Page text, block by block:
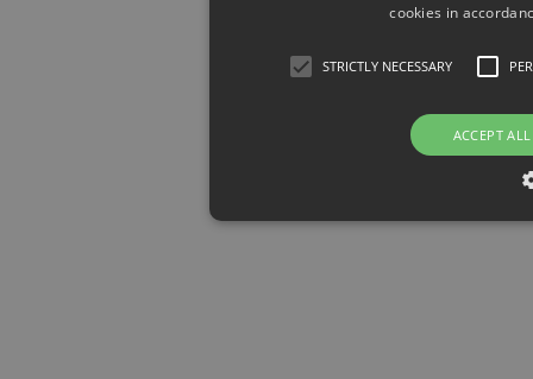
cookies in
STRICTLY NECESSARY
ACCEPT ALL